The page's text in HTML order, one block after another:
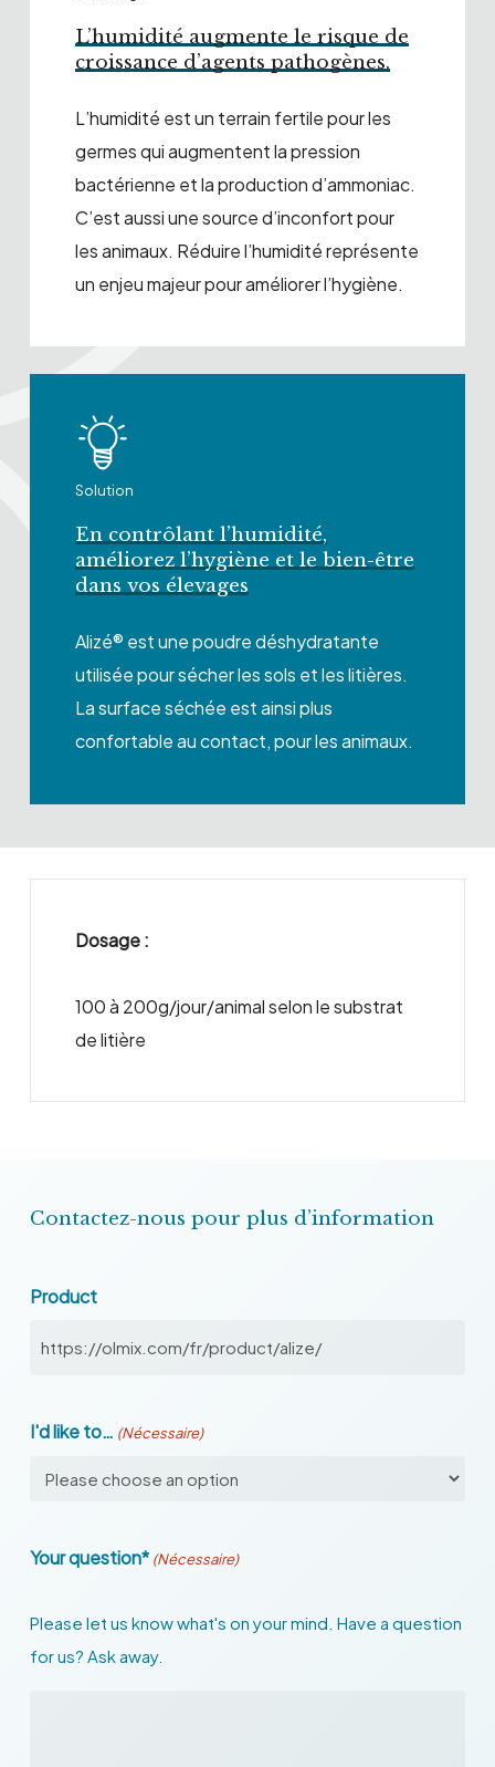
L’humidité augmente le risque de
croissance d’agents pathogènes.
L’humidité est un terrain fertile pour les
germes qui augmentent la pression
bactérienne et la production d’ammoniac.
C’est aussi une source d’inconfort pour
les animaux. Réduire l’humidité représente
un enjeu majeur pour améliorer l’hygiène.
Solution
En contrôlant l’humidité,
améliorez l’hygiène et le bien-être
dans vos élevages
Alizé® est une poudre déshydratante
utilisée pour sécher les sols et les litières.
La surface séchée est ainsi plus
confortable au contact, pour les animaux.
Dosage :
100 à 200g/jour/animal selon le substrat
de litière
Contactez-nous pour plus d’information
Product
I'd like to… (Nécessaire)
Your question* (Nécessaire)
Please let us know what's on your mind. Have a question
for us? Ask away.